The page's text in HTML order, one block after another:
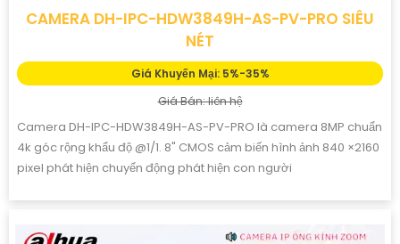
CAMERA DH-IPC-HDW3849H-AS-PV-PRO SIÊU
NÉT
Giá Khuyến Mại: 5%-35%
Giá Bán: liên hệ
Camera DH-IPC-HDW3849H-AS-PV-PRO là camera 8MP chuẩn
4k góc rộng khẩu độ @1/1. 8" CMOS cảm biến hình ảnh 840 ×2160
pixel phát hiện chuyển động phát hiện con người